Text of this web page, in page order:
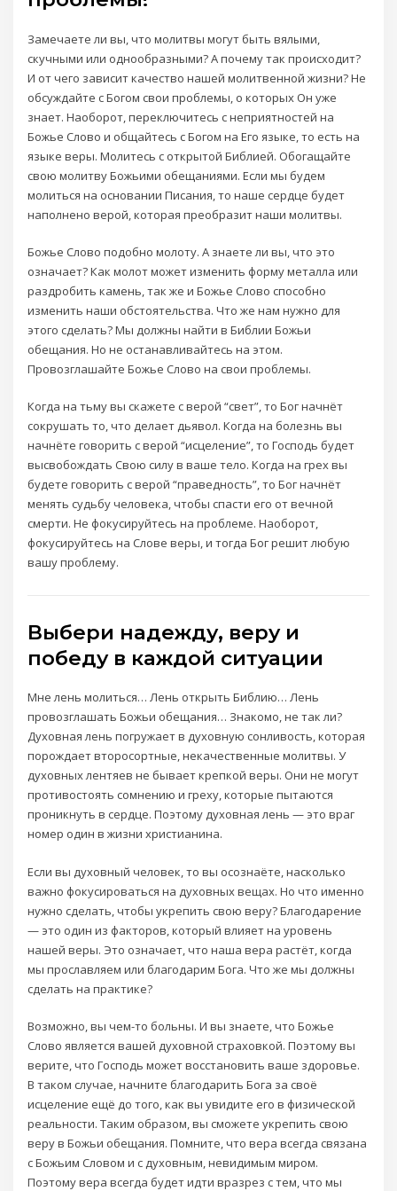
Замечаете ли вы, что молитвы могут быть вялыми,
скучными или однообразными? А почему так происходит?
И от чего зависит качество нашей молитвенной жизни? Не
обсуждайте с Богом свои проблемы, о которых Он уже
знает. Наоборот, переключитесь с неприятностей на
Божье Слово и общайтесь с Богом на Его языке, то есть на
языке веры. Молитесь с открытой Библией. Обогащайте
свою молитву Божьими обещаниями. Если мы будем
молиться на основании Писания, то наше сердце будет
наполнено верой, которая преобразит наши молитвы.
Божье Слово подобно молоту. А знаете ли вы, что это
означает? Как молот может изменить форму металла или
раздробить камень, так же и Божье Слово способно
изменить наши обстоятельства. Что же нам нужно для
этого сделать? Мы должны найти в Библии Божьи
обещания. Но не останавливайтесь на этом.
Провозглашайте Божье Слово на свои проблемы.
Когда на тьму вы скажете с верой “свет”, то Бог начнёт
сокрушать то, что делает дьявол. Когда на болезнь вы
начнёте говорить с верой “исцеление”, то Господь будет
высвобождать Свою силу в ваше тело. Когда на грех вы
будете говорить с верой “праведность”, то Бог начнёт
менять судьбу человека, чтобы спасти его от вечной
смерти. Не фокусируйтесь на проблеме. Наоборот,
фокусируйтесь на Слове веры, и тогда Бог решит любую
вашу проблему.
Выбери надежду, веру и
победу в каждой ситуации
Мне лень молиться… Лень открыть Библию… Лень
провозглашать Божьи обещания… Знакомо, не так ли?
Духовная лень погружает в духовную сонливость, которая
порождает второсортные, некачественные молитвы. У
духовных лентяев не бывает крепкой веры. Они не могут
противостоять сомнению и греху, которые пытаются
проникнуть в сердце. Поэтому духовная лень — это враг
номер один в жизни христианина.
Если вы духовный человек, то вы осознаёте, насколько
важно фокусироваться на духовных вещах. Но что именно
нужно сделать, чтобы укрепить свою веру? Благодарение
— это один из факторов, который влияет на уровень
нашей веры. Это означает, что наша вера растёт, когда
мы прославляем или благодарим Бога. Что же мы должны
сделать на практике?
Возможно, вы чем-то больны. И вы знаете, что Божье
Слово является вашей духовной страховкой. Поэтому вы
верите, что Господь может восстановить ваше здоровье.
В таком случае, начните благодарить Бога за своё
исцеление ещё до того, как вы увидите его в физической
реальности. Таким образом, вы сможете укрепить свою
веру в Божьи обещания. Помните, что вера всегда связана
с Божьим Словом и с духовным, невидимым миром.
Поэтому вера всегда будет идти вразрез с тем, что мы